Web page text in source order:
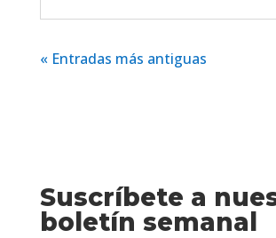
« Entradas más antiguas
Suscríbete a
boletín semanal